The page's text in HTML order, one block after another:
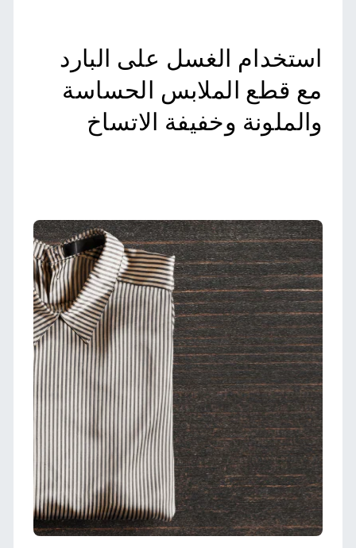
استخدام الغسل على البارد
مع قطع الملابس الحساسة
والملونة وخفيفة الاتساخ